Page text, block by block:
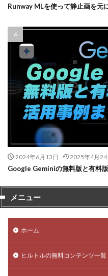
Runway MLを使って静止画を元
2024年6月13日 2025年4月24
Google Geminiの無料版と有料
メニュー
ホーム
ヒルトルの無料コンテンツ一覧